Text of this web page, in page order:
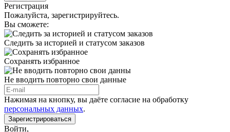
Регистрация
Пожалуйста, зарегистрируйтесь.
Вы сможете:
Следить за историей и статусом заказов
Сохранять избранное
Не вводить повторно свои данные
Нажимая на кнопку, вы даёте согласие на обработку
персональных данных.
Зарегистрироваться
Войти,